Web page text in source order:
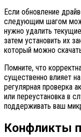
Если обновление
следующим шагом
нужно удалить
затем установить их
который можно
Помните, что
существенно влияет
регулярная проверка
или переустановка в
поддерживать ваш
Конфликты